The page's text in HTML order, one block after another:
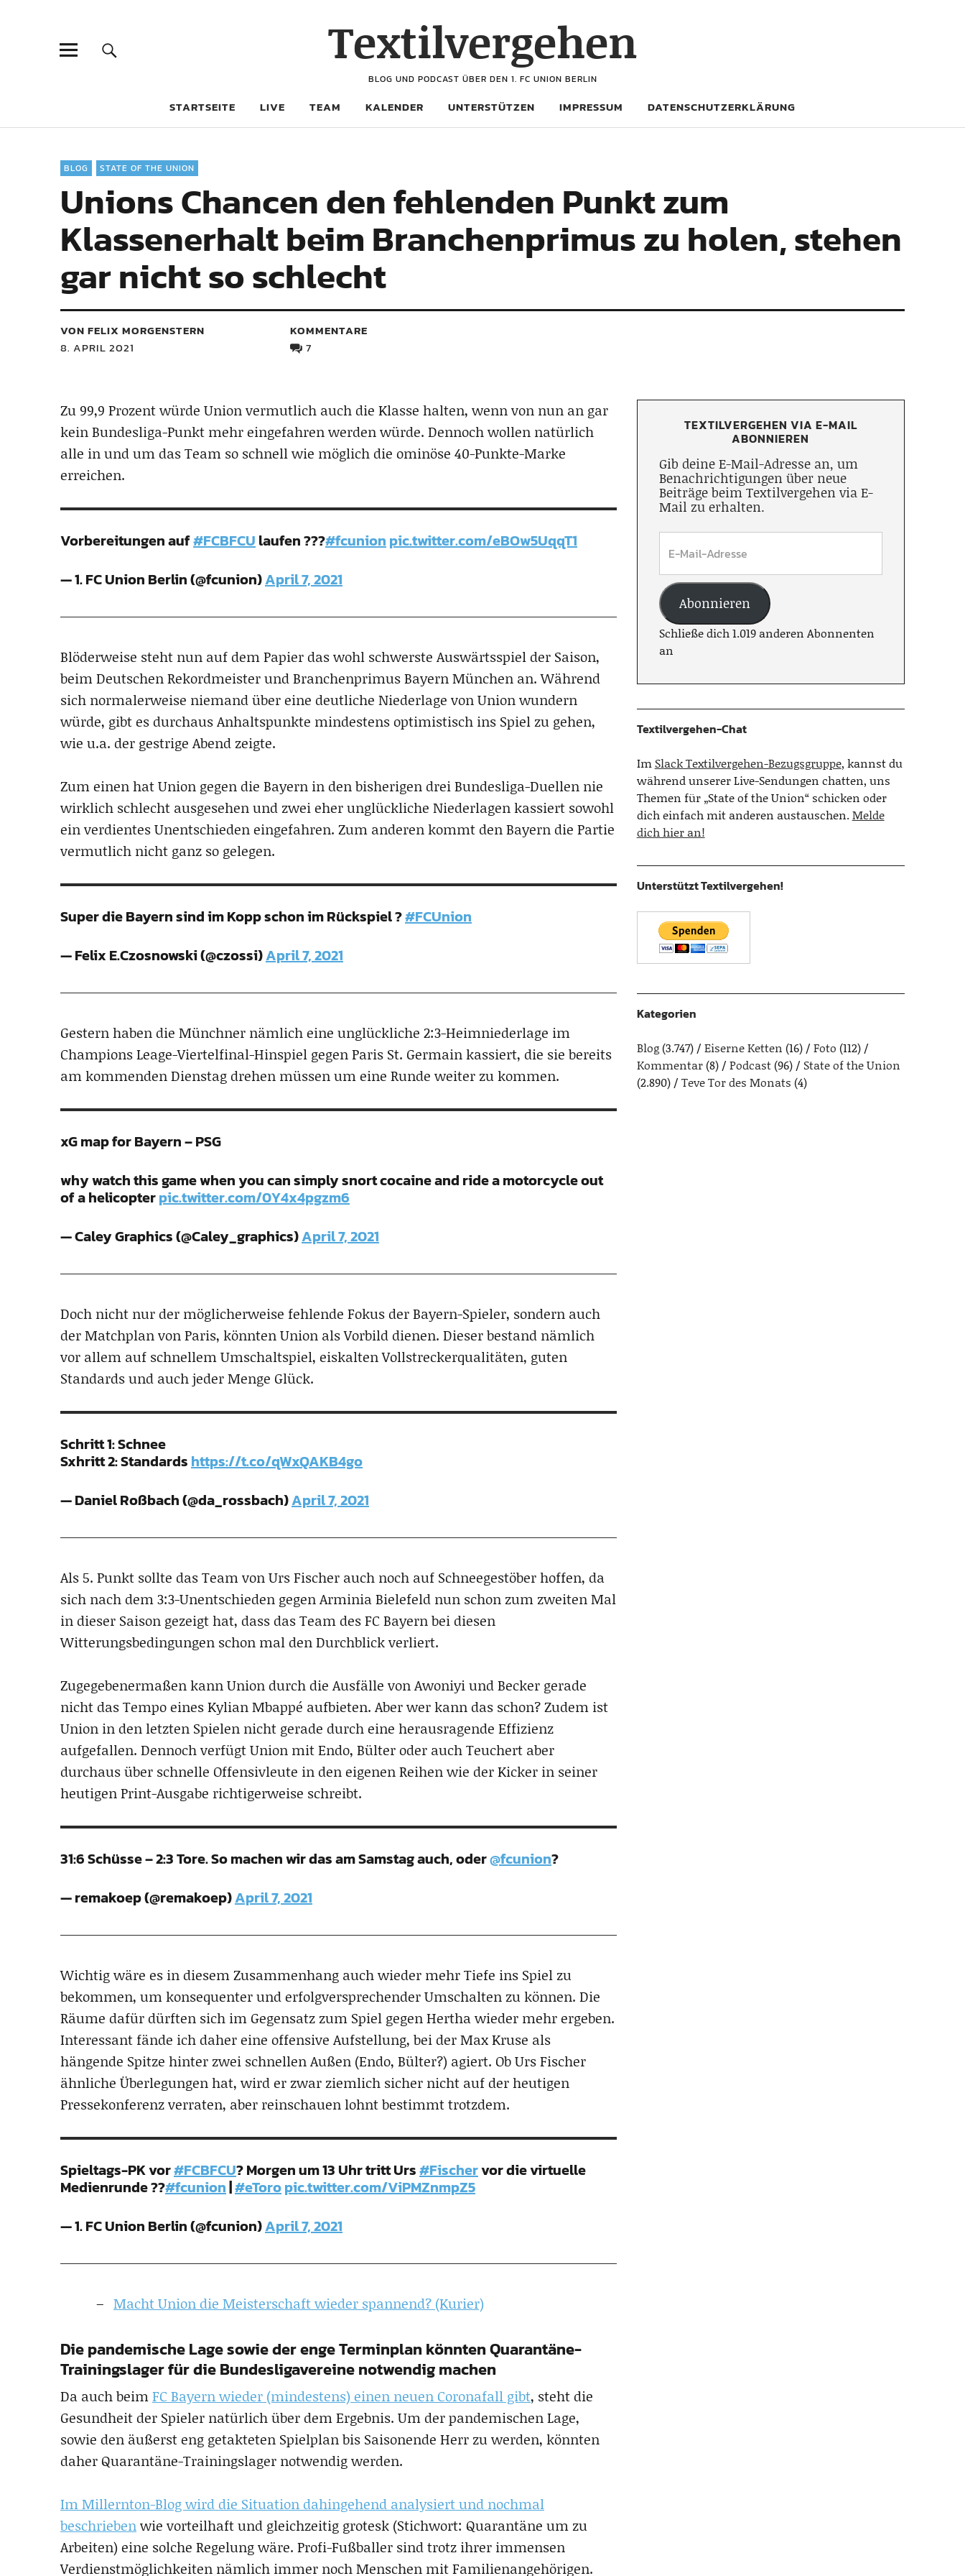
Textilvergehen
BLOG UND PODCAST ÜBER DEN 1. FC UNION BERLIN
STARTSEITE LIVE TEAM KALENDER UNTERSTÜTZEN IMPRESSUM DATENSCHUTZERKLÄRUNG
BLOG STATE OF THE UNION
Unions Chancen den fehlenden Punkt zum
Klassenerhalt beim Branchenprimus zu holen, stehen
gar nicht so schlecht
VON FELIX MORGENSTERN
8. APRIL 2021
KOMMENTARE
7
Zu 99,9 Prozent würde Union vermutlich auch die Klasse halten, wenn von nun an gar
kein Bundesliga-Punkt mehr eingefahren werden würde. Dennoch wollen natürlich
alle in und um das Team so schnell wie möglich die ominöse 40-Punkte-Marke
erreichen.
Vorbereitungen auf#FCBFCUlaufen ???#fcunionpic.twitter.com/eBOw5UqqT1
— 1. FC Union Berlin (@fcunion)April 7, 2021
Blöderweise steht nun auf dem Papier das wohl schwerste Auswärtsspiel der Saison,
beim Deutschen Rekordmeister und Branchenprimus Bayern München an. Während
sich normalerweise niemand über eine deutliche Niederlage von Union wundern
würde, gibt es durchaus Anhaltspunkte mindestens optimistisch ins Spiel zu gehen,
wie u.a. der gestrige Abend zeigte.
Zum einen hat Union gegen die Bayern in den bisherigen drei Bundesliga-Duellen nie
wirklich schlecht ausgesehen und zwei eher unglückliche Niederlagen kassiert sowohl
ein verdientes Unentschieden eingefahren. Zum anderen kommt den Bayern die Partie
vermutlich nicht ganz so gelegen.
Super die Bayern sind im Kopp schon im Rückspiel ?#FCUnion
— Felix E.Czosnowski (@czossi)April 7, 2021
Gestern haben die Münchner nämlich eine unglückliche 2:3-Heimniederlage im
Champions Leage-Viertelfinal-Hinspiel gegen Paris St. Germain kassiert, die sie bereits
am kommenden Dienstag drehen müssen um eine Runde weiter zu kommen.
xG map for Bayern – PSG
why watch this game when you can simply snort cocaine and ride a motorcycle out
of a helicopterpic.twitter.com/0Y4x4pgzm6
— Caley Graphics (@Caley_graphics)April 7, 2021
Doch nicht nur der möglicherweise fehlende Fokus der Bayern-Spieler, sondern auch
der Matchplan von Paris, könnten Union als Vorbild dienen. Dieser bestand nämlich
vor allem auf schnellem Umschaltspiel, eiskalten Vollstreckerqualitäten, guten
Standards und auch jeder Menge Glück.
Schritt 1: Schnee
Sxhritt 2: Standardshttps://t.co/qWxQAKB4go
— Daniel Roßbach (@da_rossbach)April 7, 2021
Als 5. Punkt sollte das Team von Urs Fischer auch noch auf Schneegestöber hoffen, da
sich nach dem 3:3-Unentschieden gegen Arminia Bielefeld nun schon zum zweiten Mal
in dieser Saison gezeigt hat, dass das Team des FC Bayern bei diesen
Witterungsbedingungen schon mal den Durchblick verliert.
Zugegebenermaßen kann Union durch die Ausfälle von Awoniyi und Becker gerade
nicht das Tempo eines Kylian Mbappé aufbieten. Aber wer kann das schon? Zudem ist
Union in den letzten Spielen nicht gerade durch eine herausragende Effizienz
aufgefallen. Dennoch verfügt Union mit Endo, Bülter oder auch Teuchert aber
durchaus über schnelle Offensivleute in den eigenen Reihen wie der Kicker in seiner
heutigen Print-Ausgabe richtigerweise schreibt.
31:6 Schüsse – 2:3 Tore. So machen wir das am Samstag auch, oder@fcunion?
— remakoep (@remakoep)April 7, 2021
Wichtig wäre es in diesem Zusammenhang auch wieder mehr Tiefe ins Spiel zu
bekommen, um konsequenter und erfolgversprechender Umschalten zu können. Die
Räume dafür dürften sich im Gegensatz zum Spiel gegen Hertha wieder mehr ergeben.
Interessant fände ich daher eine offensive Aufstellung, bei der Max Kruse als
hängende Spitze hinter zwei schnellen Außen (Endo, Bülter?) agiert. Ob Urs Fischer
ähnliche Überlegungen hat, wird er zwar ziemlich sicher nicht auf der heutigen
Pressekonferenz verraten, aber reinschauen lohnt bestimmt trotzdem.
Spieltags-PK vor#FCBFCU? Morgen um 13 Uhr tritt Urs#Fischervor die virtuelle
Medienrunde ??#fcunion|#eToropic.twitter.com/ViPMZnmpZ5
— 1. FC Union Berlin (@fcunion)April 7, 2021
Macht Union die Meisterschaft wieder spannend? (Kurier)
Die pandemische Lage sowie der enge Terminplan könnten Quarantäne-
Trainingslager für die Bundesligavereine notwendig machen
Da auch beimFC Bayern wieder (mindestens) einen neuen Coronafall gibt, steht die
Gesundheit der Spieler natürlich über dem Ergebnis. Um der pandemischen Lage,
sowie den äußerst eng getakteten Spielplan bis Saisonende Herr zu werden, könnten
daher Quarantäne-Trainingslager notwendig werden.
Im Millernton-Blog wird die Situation dahingehend analysiert und nochmal
beschriebenwie vorteilhaft und gleichzeitig grotesk (Stichwort: Quarantäne um zu
Arbeiten) eine solche Regelung wäre. Profi-Fußballer sind trotz ihrer immensen
Verdienstmöglichkeiten nämlich immer noch Menschen mit Familienangehörigen.
TEXTILVERGEHEN VIA E-MAIL
ABONNIEREN
Gib deine E-Mail-Adresse an, um
Benachrichtigungen über neue
Beiträge beim Textilvergehen via E-
Mail zu erhalten.
Abonnieren
Schließe dich 1.019 anderen Abonnenten
an
Textilvergehen-Chat
Im Slack Textilvergehen-Bezugsgruppe, kannst du
während unserer Live-Sendungen chatten, uns
Themen für „State of the Union“ schicken oder
dich einfach mit anderen austauschen.Melde
dich hier an!
Unterstützt Textilvergehen!
Kategorien
Blog(3.747) Eiserne Ketten (16) Foto (112)
Kommentar(8) Podcast(96)
State of the Union
(2.890)
Teve Tor des Monats (4)